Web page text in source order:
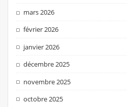
mars 2026
février 2026
janvier 2026
décembre 2025
novembre 2025
octobre 2025